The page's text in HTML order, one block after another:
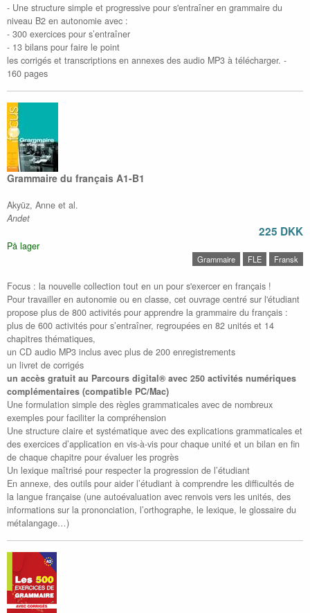
- Une structure simple et progressive pour s'entraîner en grammaire du
niveau B2 en autonomie avec :
- 300 exercices pour s’entraîner
- 13 bilans pour faire le point
les corrigés et transcriptions en annexes des audio MP3 à télécharger. -
160 pages
Grammaire du français A1-B1
Akyüz, Anne et al.
Andet
225 DKK
På lager
Grammaire FLE Fransk
Focus : la nouvelle collection tout en un pour s'exercer en français !
Pour travailler en autonomie ou en classe, cet ouvrage centré sur l'étudiant
propose plus de 800 activités pour apprendre la grammaire du français :
plus de 600 activités pour s’entraîner, regroupées en 82 unités et 14
chapitres thématiques,
un CD audio MP3 inclus avec plus de 200 enregistrements
un livret de corrigés
un accès gratuit au Parcours digital® avec 250 activités numériques
complémentaires (compatible PC/Mac)
Une formulation simple des règles grammaticales avec de nombreux
exemples pour faciliter la compréhension
Une structure claire et systématique avec des explications grammaticales et
des exercices d’application en vis-à-vis pour chaque unité et un bilan en fin
de chaque chapitre pour évaluer les progrès
Un lexique maîtrisé pour respecter la progression de l’étudiant
En annexe, des outils pour aider l’étudiant à comprendre les difficultés de
la langue française (une autoévaluation avec renvois vers les unités, des
informations sur la prononciation, l’orthographe, le lexique, le glossaire du
métalangage…)